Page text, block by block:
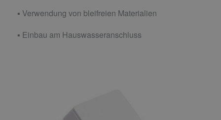
▪ Verwendung von bleifreien Materialien
▪ Einbau am Hauswasseranschluss